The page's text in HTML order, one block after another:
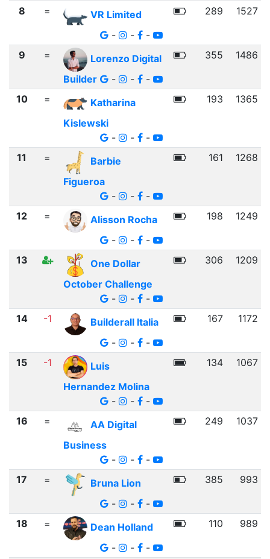
8 =
VR Limited
-
- -
289 1527
9 =
Lorenzo Digital
Builder
- - -
355 1486
10 =
Katharina
Kislewski
-
- -
193 1365
11 =
Barbie
Figueroa
-
- -
161 1268
12 =
Alisson Rocha
-
- -
198 1249
13
One Dollar
October Challenge
-
- -
306 1209
14 -1
Builderall Italia
-
- -
167 1172
15 -1
Luis
Hernandez Molina
-
- -
134 1067
16 =
AA Digital
Business
-
- -
249 1037
17 =
Bruna Lion
-
- -
385 993
18 =
Dean Holland
-
- -
110 989